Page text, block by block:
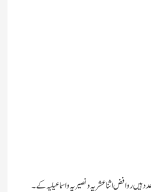
ہیں روافض اثنا عشریہ و نصیریہ و اسماعیلیہ کے۔